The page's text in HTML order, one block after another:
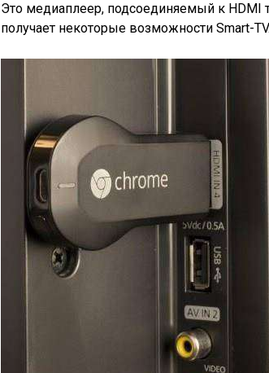
Это медиаплеер, подсоединяемый к HDMI
получает некоторые возможности Smart-TV.